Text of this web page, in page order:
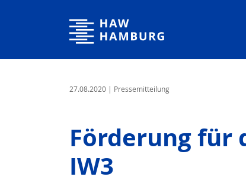
Hochschule für Angewandte Wissenschaften
27.08.2020 | Pressemitteilung
Förderung für
IW3